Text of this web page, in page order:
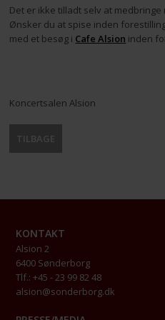
Det er ikke tilladt selv at medbringe
Ønsker du at spise inden
med et besøg i Cafe Alsion inden
Koncertsalen Alsion
TILBAGE
KONTAKT
Alsion 2
6400 Sønderborg
Tlf.: +45 - 23 99 82 48
alsion@sonderborg.dk